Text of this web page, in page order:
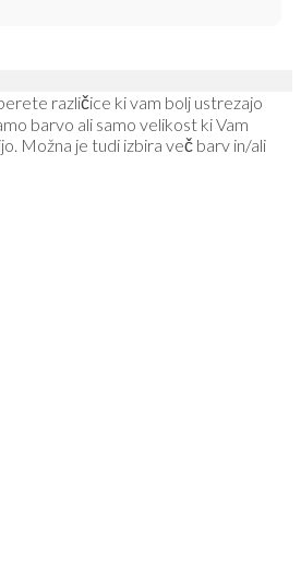
različice ki vam bolj ustrezajo
barvo ali samo velikost ki Vam
Možna je tudi izbira več barv in/ali